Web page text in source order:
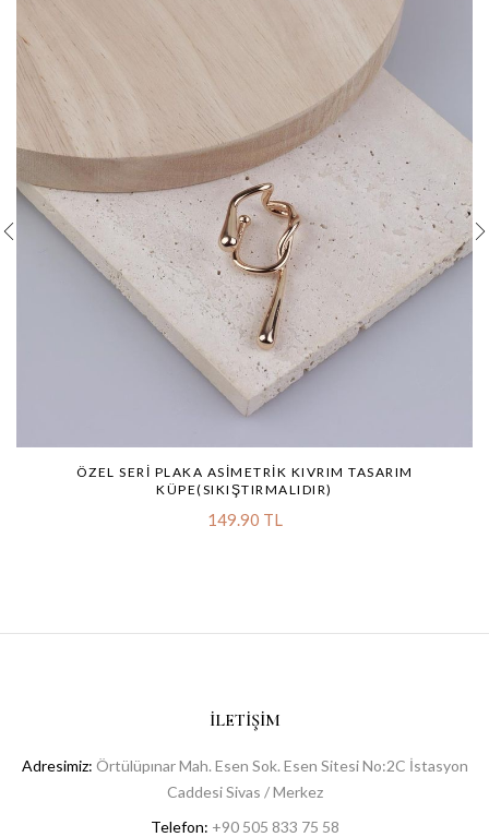
ÖZEL SERI PLAKA ASIMETRIK KIVRIM TASARIM
KÜPE(SIKIŞTIRMALIDIR)
149.90 TL
İLETIŞIM
Adresimiz: Örtülüpınar Mah. Esen Sok. Esen Sitesi No:2C İstasyon
Caddesi Sivas / Merkez
Telefon: +90 505 833 75 58